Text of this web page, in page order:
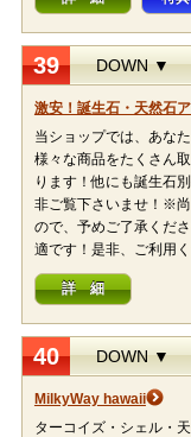
39 DOWN ▼
激安！誕生石・天然石
当ショップでは、あな
様々な商品をたくさん
ります！他にも誕生石
非ご覧下さいませ！※
ので、予めご了承くだ
適です！是非、ご利用く
詳 細
40 DOWN ▼
MilkyWay hawaii
ターコイズ・シェル・